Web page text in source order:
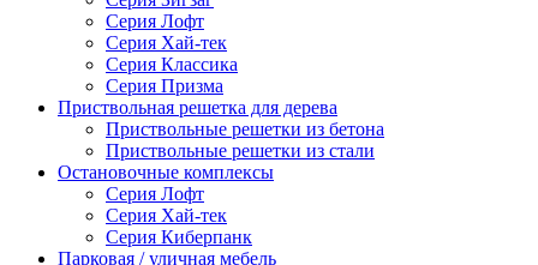
Серия Лофт
Серия Хай-тек
Серия Классика
Серия Призма
Приствольная решетка для дерева
Приствольные решетки из бетона
Приствольные решетки из стали
Остановочные комплексы
Серия Лофт
Серия Хай-тек
Серия Киберпанк
Парковая / уличная мебель